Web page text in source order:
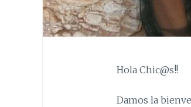
Hola Chic@s!!
Damos la